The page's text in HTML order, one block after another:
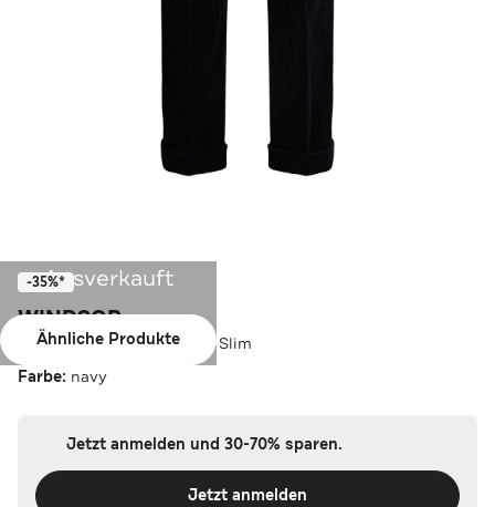
Ausverkauft
Ähnliche Produkte
-35%*
WINDSOR.
Business-Hose Sapo navy Slim
Farbe: navy
Jetzt anmelden und 30-70% sparen.
Jetzt anmelden